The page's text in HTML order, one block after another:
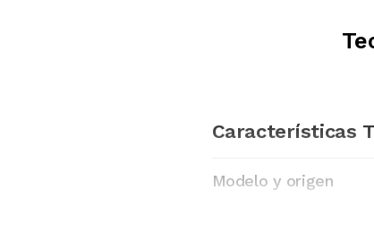
Características
Modelo y origen